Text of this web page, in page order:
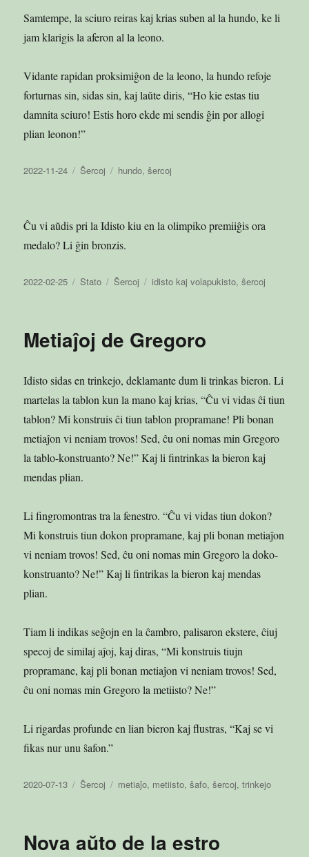
Samtempe, la sciuro reiras kaj krias suben al la hundo, ke li
jam klarigis la aferon al la leono.
Vidante rapidan proksimiĝon de la leono, la hundo refoje
forturnas sin, sidas sin, kaj laŭte diris, “Ho kie estas tiu
damnita sciuro! Estis horo ekde mi sendis ĝin por allogi
plian leonon!”
Publikigita
2022-11-24 Kategorioj
Ŝercoj Etikedoj
hundo,ŝercoj
Ĉu vi aŭdis pri la Idisto kiu en la olimpiko premiiĝis ora
medalo? Li ĝin bronzis.
Publikigita
2022-02-25 Aranĝo
Stato Kategorioj
Ŝercoj Etikedoj
idisto kaj volapukisto,ŝercoj
Metiaĵoj de Gregoro
Idisto sidas en trinkejo, deklamante dum li trinkas bieron. Li
martelas la tablon kun la mano kaj krias, “Ĉu vi vidas ĉi tiun
tablon? Mi konstruis ĉi tiun tablon propramane! Pli bonan
metiaĵon vi neniam trovos! Sed, ĉu oni nomas min Gregoro
la tablo-konstruanto? Ne!” Kaj li fintrinkas la bieron kaj
mendas plian.
Li fingromontras tra la fenestro. “Ĉu vi vidas tiun dokon?
Mi konstruis tiun dokon propramane, kaj pli bonan metiaĵon
vi neniam trovos! Sed, ĉu oni nomas min Gregoro la doko-
konstruanto? Ne!” Kaj li fintrikas la bieron kaj mendas
plian.
Tiam li indikas seĝojn en la ĉambro, palisaron ekstere, ĉiuj
specoj de similaj aĵoj, kaj diras, “Mi konstruis tiujn
propramane, kaj pli bonan metiaĵon vi neniam trovos! Sed,
ĉu oni nomas min Gregoro la metiisto? Ne!”
Li rigardas profunde en lian bieron kaj flustras, “Kaj se vi
fikas nur unu ŝafon.”
Publikigita
2020-07-13 Kategorioj
Ŝercoj Etikedoj
metiaĵo, metiisto,ŝafo,ŝercoj,trinkejo
Nova aŭto de la estro